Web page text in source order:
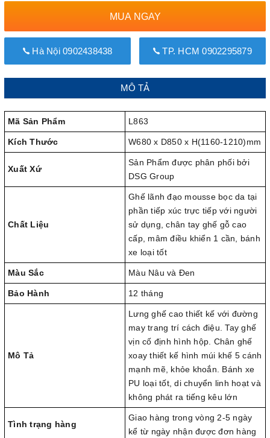
MUA NGAY
Hà Nội 0902438438 TP. HCM 0902295879
MÔ TẢ
Mã Sản Phẩm L863
Kích Thước W680 x D850 x H(1160-1210)mm
Xuất Xứ
Sản Phẩm được phân phối bởi
DSG Group
Chất Liệu
Ghế lãnh đạo mousse bọc da tại
phần tiếp xúc trực tiếp với người
sử dụng, chân tay ghế gỗ cao
cấp, mâm điều khiển 1 cần, bánh
xe loại tốt
Màu Sắc Màu Nâu và Đen
Bảo Hành 12 tháng
Mô Tả
Lưng ghế cao thiết kế với đường
may trang trí cách điệu. Tay ghế
vịn cố định hình hộp. Chân ghế
xoay thiết kế hình múi khế 5 cánh
mạnh mẽ, khỏe khoắn. Bánh xe
PU loại tốt, di chuyển linh hoạt và
không phát ra tiếng kêu lớn
Tình trạng hàng
Giao hàng trong vòng 2-5 ngày
kể từ ngày nhận được đơn hàng